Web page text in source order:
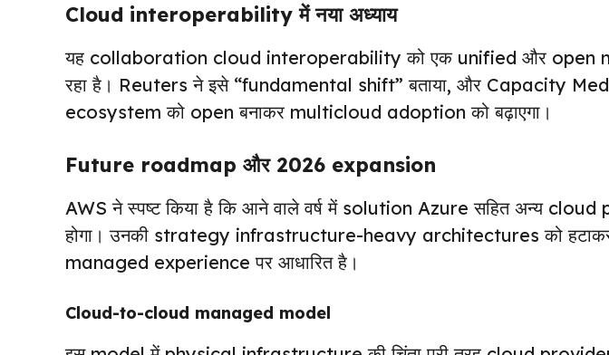
Cloud interoperability में नया अध्याय
यह collaboration cloud interoperability को एक unified और open
रहा है। Reuters ने इसे “fundamental shift” बताया, और Capacity
ecosystem को open बनाकर multicloud adoption को बढ़ाएगा।
Future roadmap और 2026 expansion
AWS ने स्पष्ट किया है कि आने वाले वर्ष में solution Azure सहित अन्य cloud
होगा। उनकी strategy infrastructure-heavy architectures को
managed experience पर आधारित है।
Cloud-to-cloud managed model